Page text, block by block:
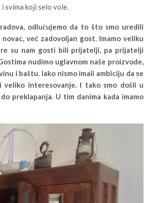
svima koji selo vole.
odlučujemo da to što smo uredili
već zadovoljan gost. Imamo veliku
su nam gosti bili prijatelji, pa prijatelji
nudimo uglavnom naše proizvode,
i baštu. Iako nismo imali ambiciju da se
interesovanje. I tako smo došli u
preklapanja. U tim danima kada imamo